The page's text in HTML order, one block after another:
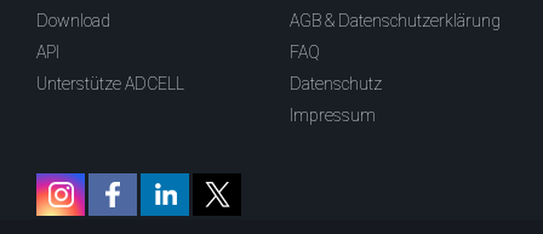
Download
API
Unterstütze ADCELL
AGB & Datenschutzerklärung
FAQ
Datenschutz
Impressum